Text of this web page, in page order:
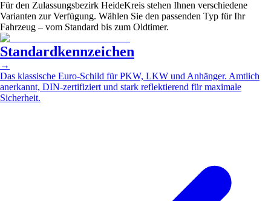
Für den Zulassungsbezirk HeideKreis stehen Ihnen verschiedene
Varianten zur Verfügung. Wählen Sie den passenden Typ für Ihr
Fahrzeug – vom Standard bis zum Oldtimer.
Standardkennzeichen
→
Das klassische Euro-Schild für PKW, LKW und Anhänger. Amtlich
anerkannt, DIN-zertifiziert und stark reflektierend für maximale
Sicherheit.